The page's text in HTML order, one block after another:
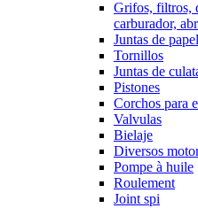
Grifos, filtros,
carburador,
Juntas de papel
Tornillos
Juntas de
Pistones
Corchos para
Valvulas
Bielaje
Diversos
Pompe à huile
Roulement
Joint spi